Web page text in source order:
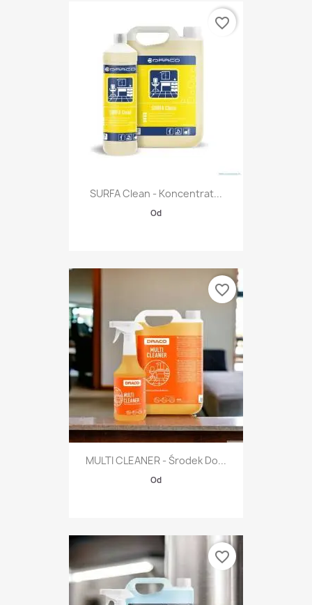
SURFA Clean - Koncentrat...
Od
favorite_border
MULTI CLEANER - Środek Do...
Od
favorite_border
favorite_border